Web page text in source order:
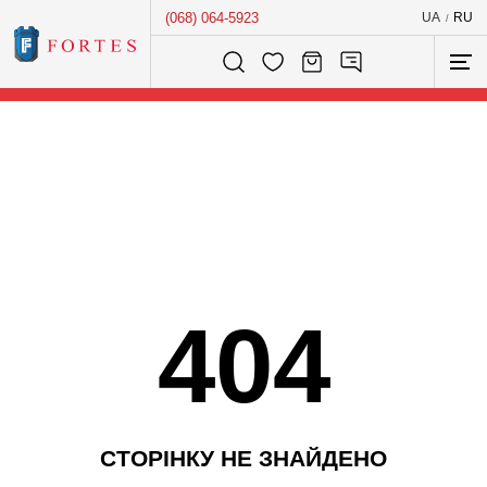
(068) 064-5923 UA / RU
Розумний пошук...
404
СТОРІНКУ НЕ ЗНАЙДЕНО